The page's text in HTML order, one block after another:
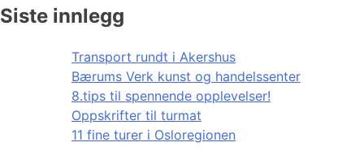
Siste innlegg
Transport rundt i Akershus
Bærums Verk kunst og handelssenter
8.tips til spennende opplevelser!
Oppskrifter til turmat
11 fine turer i Osloregionen